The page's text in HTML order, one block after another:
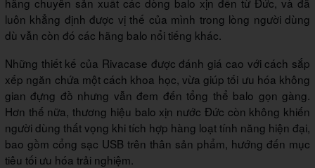
luôn khẳng định được vị thế của mình trong lòng người dùng
dù vẫn còn đó các hãng balo nổi tiếng khác.
Những thiết kế của Rivacase được đánh giá cao với cách sắp
xếp ngăn chứa một cách khoa học, vừa giúp tối ưu hóa không
gian đựng đồ nhưng vẫn đem đến tổng thể balo gọn gàng.
Hơn thế nữa, thương hiệu balo xịn nước Đức còn không khiến
người dùng thất vọng khi tích hợp hàng loạt tính năng hiện đại,
bao gồm cổng sạc USB trên thân sản phẩm, hướng đến mục
tiêu tối ưu hóa trải nghiệm.